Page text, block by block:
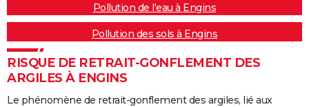
Pollution de l'eau à Engins
Pollution des sols à Engins
RISQUE DE RETRAIT-GONFLEMENT DES
ARGILES À ENGINS
Le phénomène de retrait-gonflement des argiles, lié aux